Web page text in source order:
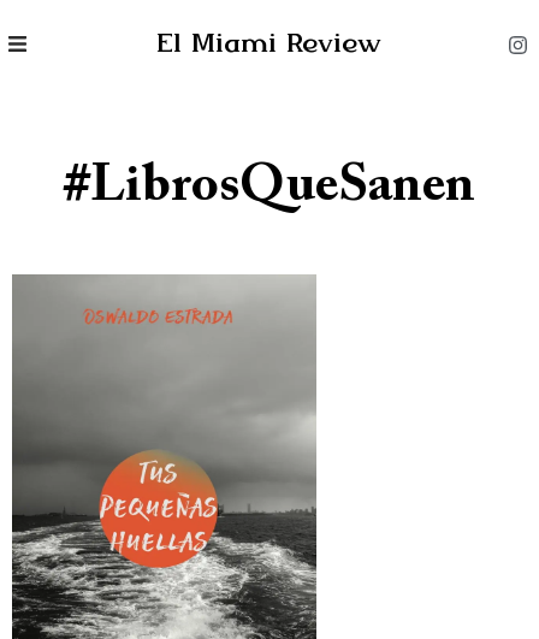
El Miami Review
#LibrosQueSanen